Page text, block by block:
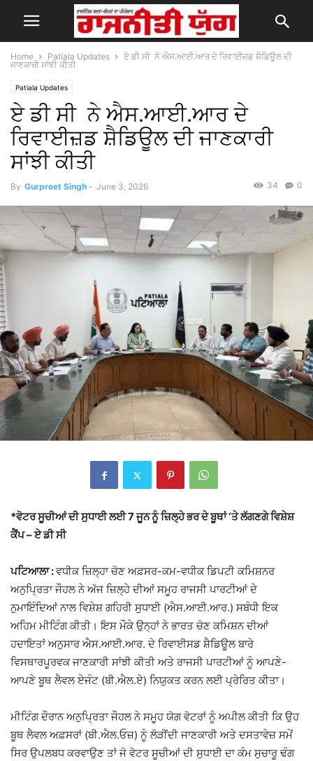
Home Patiala Updates
ਏ ਡੀ ਸੀ ਨੇ ਐਸ.ਆਈ.ਆਰ ਦੇ ਰਿਵਾਈਜ਼ਡ ਸ਼ੈਡਿਊਲ ਦੀ
ਜਾਣਕਾਰੀ ਸਾਂਝੀ ਕੀਤੀ
Patiala Updates
ਏ ਡੀ ਸੀ ਨੇ ਐਸ.ਆਈ.ਆਰ ਦੇ
ਰਿਵਾਈਜ਼ਡ ਸ਼ੈਡਿਊਲ ਦੀ ਜਾਣਕਾਰੀ
ਸਾਂਝੀ ਕੀਤੀ
By Gurpreet Singh - June 3, 2026 0
34
*ਵੋਟਰ ਸੂਚੀਆਂ ਦੀ ਸੁਧਾਈ ਲਈ7ਜੂਨ ਨੂੰ ਜ਼ਿਲ੍ਹੇ ਭਰ ਦੇ ਬੂਥਾਂ‘ਤੇ ਲੱਗਣਗੇ ਵਿਸ਼ੇਸ਼
ਕੈਂਪ – ਏ ਡੀ ਸੀ
ਪਟਿਆਲਾ :ਵਧੀਕ ਜ਼ਿਲ੍ਹਾ ਚੋਣ ਅਫ਼ਸਰ-ਕਮ-ਵਧੀਕ ਡਿਪਟੀ ਕਮਿਸ਼ਨਰ
ਅਨੁਪ੍ਰਿਤਾ ਜੌਹਲ ਨੇ ਅੱਜ ਜ਼ਿਲ੍ਹੇ ਦੀਆਂ ਸਮੂਹ ਰਾਜਸੀ ਪਾਰਟੀਆਂ ਦੇ
ਨੁਮਾਇੰਦਿਆਂ ਨਾਲ ਵਿਸ਼ੇਸ਼ ਗਹਿਰੀ ਸੁਧਾਈ (ਐਸ.ਆਈ.ਆਰ.) ਸਬੰਧੀ ਇਕ
ਅਹਿਮ ਮੀਟਿੰਗ ਕੀਤੀ। ਇਸ ਮੌਕੇ ਉਨ੍ਹਾਂ ਨੇ ਭਾਰਤ ਚੋਣ ਕਮਿਸ਼ਨ ਦੀਆਂ
ਹਦਾਇਤਾਂ ਅਨੁਸਾਰ ਐਸ.ਆਈ.ਆਰ. ਦੇ ਰਿਵਾਈਸਡ ਸ਼ੈਡਿਊਲ ਬਾਰੇ
ਵਿਸਥਾਰਪੂਰਵਕ ਜਾਣਕਾਰੀ ਸਾਂਝੀ ਕੀਤੀ ਅਤੇ ਰਾਜਸੀ ਪਾਰਟੀਆਂ ਨੂੰ ਆਪਣੇ-
ਆਪਣੇ ਬੂਥ ਲੈਵਲ ਏਜੰਟ (ਬੀ.ਐਲ.ਏ) ਨਿਯੁਕਤ ਕਰਨ ਲਈ ਪ੍ਰੇਰਿਤ ਕੀਤਾ।
ਮੀਟਿੰਗ ਦੌਰਾਨ ਅਨੁਪ੍ਰਿਤਾ ਜੌਹਲ ਨੇ ਸਮੂਹ ਯੋਗ ਵੋਟਰਾਂ ਨੂੰ ਅਪੀਲ ਕੀਤੀ ਕਿ ਉਹ
ਬੂਥ ਲੈਵਲ ਅਫ਼ਸਰਾਂ (ਬੀ.ਐਲ.ਓਜ਼) ਨੂੰ ਲੋੜੀਂਦੀ ਜਾਣਕਾਰੀ ਅਤੇ ਦਸਤਾਵੇਜ਼ ਸਮੇਂ
ਸਿਰ ਉਪਲਬਧ ਕਰਵਾਉਣ ਤਾਂ ਜੋ ਵੋਟਰ ਸੂਚੀਆਂ ਦੀ ਸੁਧਾਈ ਦਾ ਕੰਮ ਸੁਚਾਰੂ ਢੰਗ